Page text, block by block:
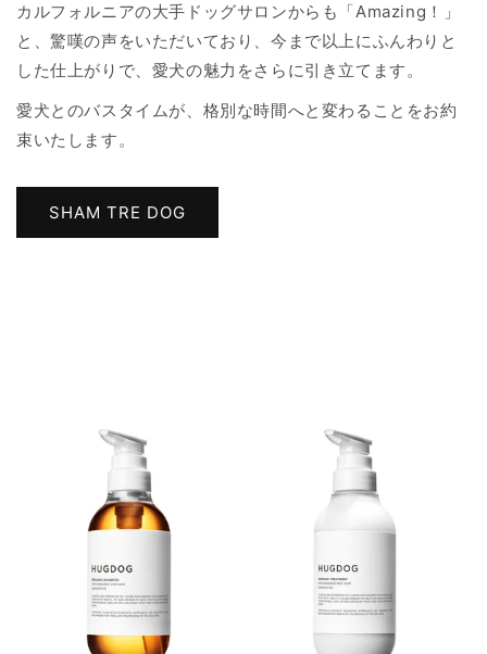
カルフォルニアの大手ドッグサロンからも「Amazing！」
と、驚嘆の声をいただいており、今まで以上にふんわりと
した仕上がりで、愛犬の魅力をさらに引き立てます。
愛犬とのバスタイムが、格別な時間へと変わることをお約
束いたします。
SHAM TRE DOG